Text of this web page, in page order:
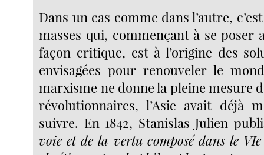
Dans un cas comme dans l’autre,
masses qui, commençant à se poser
façon critique, est à l’origine des
envisagées pour renouveler le
marxisme ne donne la pleine mesure
révolutionnaires, l’Asie avait déjà
suivre. En 1842, Stanislas Julien
voie et de la vertu composé dans le VIe